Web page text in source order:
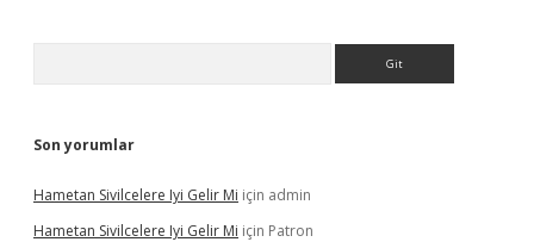
Son yorumlar
Hametan Sivilcelere Iyi Gelir Mi için admin
Hametan Sivilcelere Iyi Gelir Mi için Patron